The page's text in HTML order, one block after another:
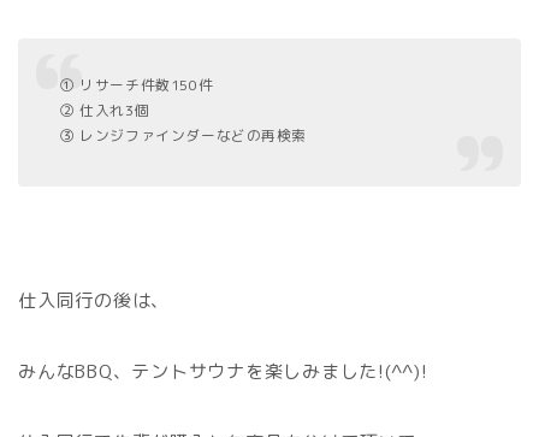
① リサーチ件数150件
② 仕入れ3個
③ レンジファインダーなどの再検索
仕入同行の後は、
みんなBBQ、テントサウナを楽しみました!(^^)!